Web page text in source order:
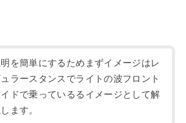
を簡単にするためまずイメージはレ
ラースタンスでライトの波フロント
ドで乗っているるイメージとして解
ます。